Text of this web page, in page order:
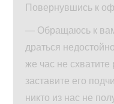
Повернувшись к
— Обращаюсь к
драться
же час не схватите
заставите его
никто из нас не